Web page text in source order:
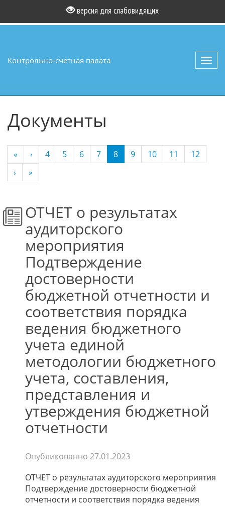
версия для слабовидящих
Контрольно-счетная палата
Документы
« ‹ 4 5 6 7 8(current)
9 10 11
12
›
»
ОТЧЕТ о результатах
аудиторского
мероприятия
Подтверждение
достоверности
бюджетной отчетности и
соответствия порядка
ведения бюджетного
учета единой
методологии бюджетного
учета, составления,
представления и
утверждения бюджетной
отчетности
Опубликованно 27.01.2023
ОТЧЕТ о результатах аудиторского мероприятия
Подтверждение достоверности бюджетной
отчетности и соответствия порядка ведения